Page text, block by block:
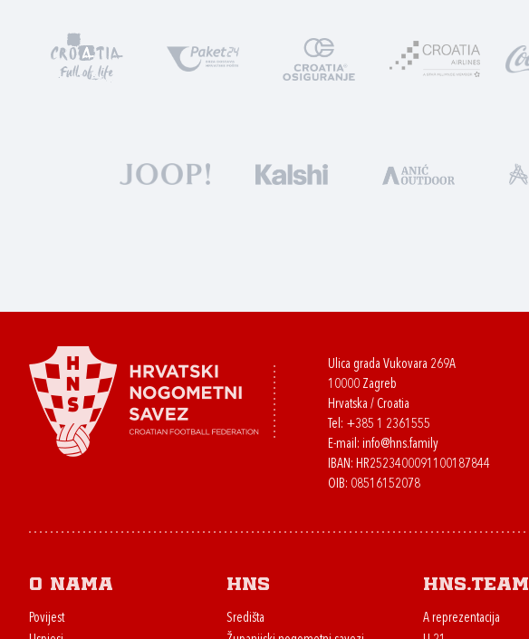
Ulica grada Vukovara 269A
10000 Zagreb
Hrvatska / Croatia
Tel: +385 1 2361555
E-mail: info@hns.family
IBAN: HR2523400091100187844
OIB: 08516152078
O nama
Povijest
HNS
Središta
HNS.team
A reprezentacija